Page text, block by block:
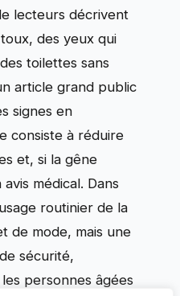
lecteurs décrivent
des yeux qui
toilettes sans
article grand public
signes en
consiste à réduire
et, si la gêne
médical. Dans
routinier de la
de mode, mais une
sécurité,
personnes âgées